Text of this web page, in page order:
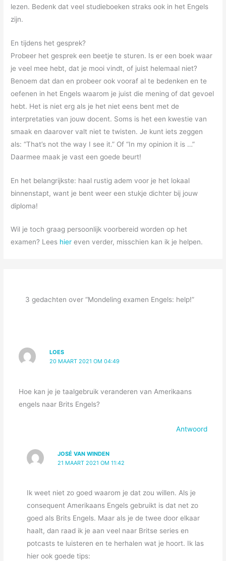
lezen. Bedenk dat veel studieboeken straks ook in het Engels
zijn.
En tijdens het gesprek?
Probeer het gesprek een beetje te sturen. Is er een boek waar
je veel mee hebt, dat je mooi vindt, of juist helemaal niet?
Benoem dat dan en probeer ook vooraf al te bedenken en te
oefenen in het Engels waarom je juist die mening of dat gevoel
hebt. Het is niet erg als je het niet eens bent met de
interpretaties van jouw docent. Soms is het een kwestie van
smaak en daarover valt niet te twisten. Je kunt iets zeggen
als: “That’s not the way I see it.” Of “In my opinion it is …”
Daarmee maak je vast een goede beurt!
En het belangrijkste: haal rustig adem voor je het lokaal
binnenstapt, want je bent weer een stukje dichter bij jouw
diploma!
Wil je toch graag persoonlijk voorbereid worden op het
examen? Lees hier even verder, misschien kan ik je helpen.
3 gedachten over “Mondeling examen Engels: help!”
LOES
20 MAART 2021 OM 04:49
Hoe kan je je taalgebruik veranderen van Amerikaans
engels naar Brits Engels?
Antwoord
JOSÉ VAN WINDEN
21 MAART 2021 OM 11:42
Ik weet niet zo goed waarom je dat zou willen. Als je
consequent Amerikaans Engels gebruikt is dat net zo
goed als Brits Engels. Maar als je de twee door elkaar
haalt, dan raad ik je aan veel naar Britse series en
potcasts te luisteren en te herhalen wat je hoort. Ik las
hier ook goede tips: